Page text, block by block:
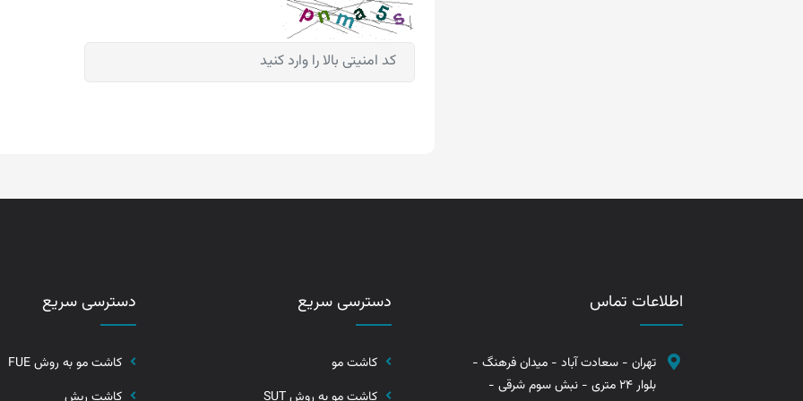
اطلاعات تماس
تهران - سعادت آباد - میدان فرهنگ -
بلوار 24 متری - نبش سوم شرقی -
دسترسی سریع
کاشت مو
دسترسی سریع
کاشت مو به روش FUE